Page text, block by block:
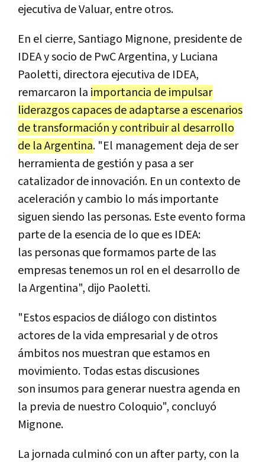
ejecutiva de Valuar, entre otros.
En el cierre, Santiago Mignone, presidente de
IDEA y socio de PwC Argentina, y Luciana
Paoletti, directora ejecutiva de IDEA,
remarcaron la importancia de impulsar
liderazgos capaces de adaptarse a escenarios
de transformación y contribuir al desarrollo
de la Argentina. "El management deja de ser
herramienta de gestión y pasa a ser
catalizador de innovación. En un contexto de
aceleración y cambio lo más importante
siguen siendo las personas. Este evento forma
parte de la esencia de lo que es IDEA:
las personas que formamos parte de las
empresas tenemos un rol en el desarrollo de
la Argentina", dijo Paoletti.
"Estos espacios de diálogo con distintos
actores de la vida empresarial y de otros
ámbitos nos muestran que estamos en
movimiento. Todas estas discusiones
son insumos para generar nuestra agenda en
la previa de nuestro Coloquio", concluyó
Mignone.
La jornada culminó con un after party, con la